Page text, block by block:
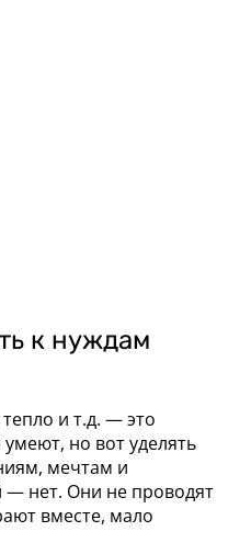
к нуждам
и т.д. — это
но вот уделять
мечтам и
— нет. Они не проводят
вместе, мало